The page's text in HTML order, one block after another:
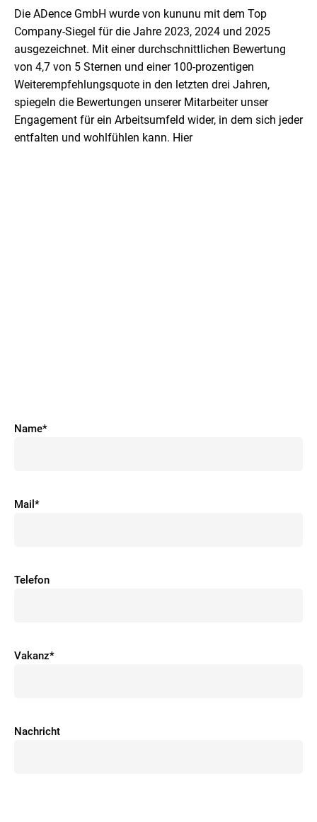
Die ADence GmbH wurde von kununu mit dem Top
Company-Siegel für die Jahre 2023, 2024 und 2025
ausgezeichnet. Mit einer durchschnittlichen Bewertung
von 4,7 von 5 Sternen und einer 100-prozentigen
Weiterempfehlungsquote in den letzten drei Jahren,
spiegeln die Bewertungen unserer Mitarbeiter unser
Engagement für ein Arbeitsumfeld wider, in dem sich jeder
entfalten und wohlfühlen kann. Hier
Name*
Mail*
Telefon
Vakanz*
Nachricht